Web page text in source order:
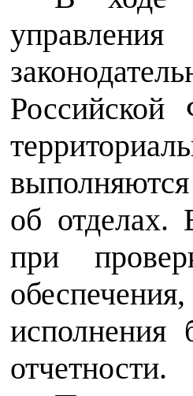
Российской
об отделах.
при
исполнения
отчетности.